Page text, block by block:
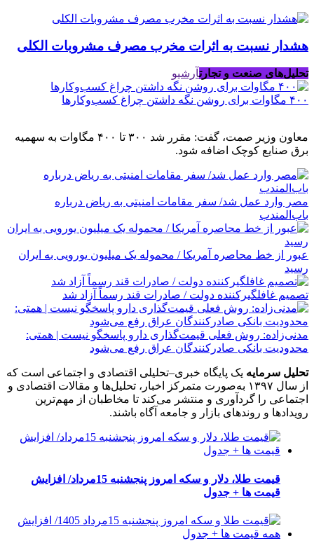
هشدار نسبت به اثرات مخرب مصرف مشروبات الکلی
تحلیل‌های صنعت و تجارتآرشیو
۴۰۰ مگاوات برای روشن نگه داشتن چراغ کسب‌وکار‌ها
معاون وزیر صمت، گفت: مقرر شد ۳۰۰ تا ۴۰۰ مگاوات به سهمیه
برق صنایع کوچک اضافه شود.
مصر وارد عمل شد/ سفر مقامات امنیتی به ریاض درباره
باب‌المندب
عبور از خط محاصره آمریکا / محموله یک میلیون یورویی به ایران
رسید
تصمیم غافلگیرکننده دولت / صادرات قند رسماً آزاد شد
مدنی‌زاده: روش فعلی قیمت‌گذاری دارو پاسخگو نیست | همتی:
محدودیت بانکی صادرکنندگان عراق رفع می‌شود
تحلیل سرمایه یک پایگاه خبری–تحلیلی اقتصادی و اجتماعی است که
از سال ۱۳۹۷ به‌صورت متمرکز اخبار، تحلیل‌ها و مقالات اقتصادی و
اجتماعی را گردآوری و منتشر می‌کند تا مخاطبان از مهم‌ترین
رویدادها و روندهای بازار و جامعه آگاه باشند.
قیمت طلا، دلار و سکه امروز پنجشنبه 15مرداد/ افزایش
قیمت ها + جدول